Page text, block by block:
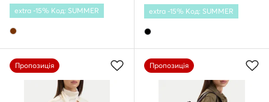
extra -15% Код: SUMMER extra -15% Код: SUMMER
Пропозиція Пропозиція